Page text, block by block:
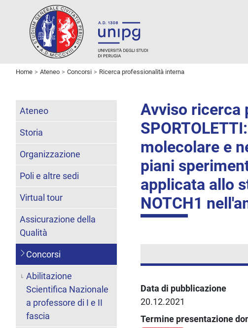
Home Ateneo Concorsi Ricerca professionalità interna
Avviso ricerca
molecolare e
piani
applicata allo
NOTCH1
Data di pubblicazione
20.12.2021
Termine presentazione
Ateneo
Storia
Organizzazione
Poli e altre sedi
Virtual tour
Assicurazione della
Qualità
Concorsi
Abilitazione
Scientifica Nazionale
a professore di I e II
fascia